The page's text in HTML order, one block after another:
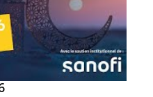
Youtube